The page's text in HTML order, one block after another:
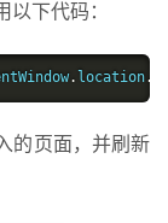
下代码：
. location.
的页面，并刷新